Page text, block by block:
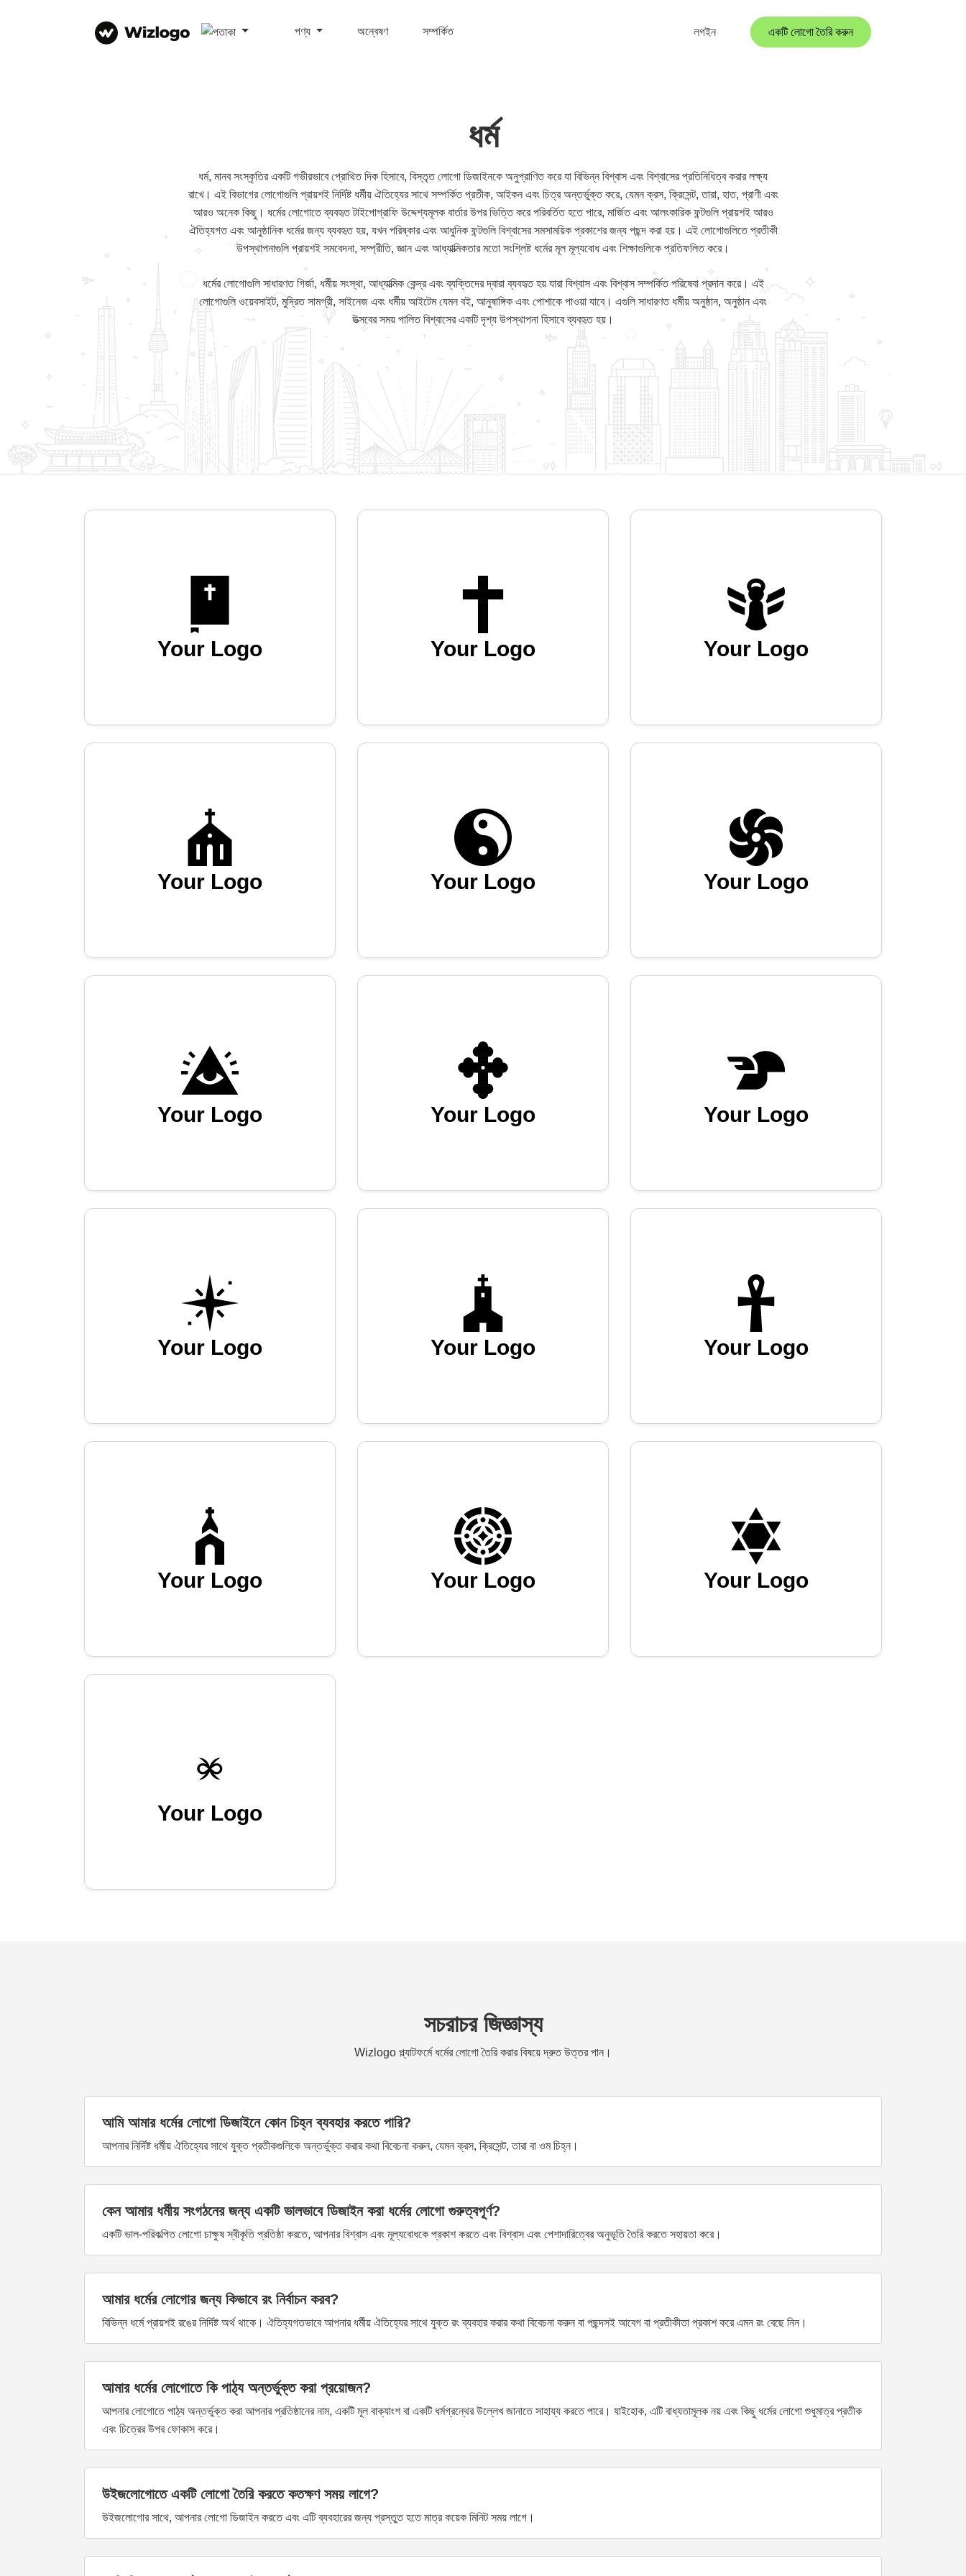
পণ্য অন্বেষণ সম্পর্কিত লগইন একটি লোগো তৈরি করুন
ধর্ম
ধর্ম, মানব সংস্কৃতির একটি গভীরভাবে প্রোথিত দিক হিসাবে, বিস্তৃত লোগো ডিজাইনকে অনুপ্রাণিত করে যা বিভিন্ন বিশ্বাস এবং বিশ্বাসের প্রতিনিধিত্ব করার লক্ষ্য
রাখে। এই বিভাগের লোগোগুলি প্রায়শই নির্দিষ্ট ধর্মীয় ঐতিহ্যের সাথে সম্পর্কিত প্রতীক, আইকন এবং চিত্র অন্তর্ভুক্ত করে, যেমন ক্রস, ক্রিসেন্ট, তারা, হাত, প্রাণী এবং
আরও অনেক কিছু। ধর্মের লোগোতে ব্যবহৃত টাইপোগ্রাফি উদ্দেশ্যমূলক বার্তার উপর ভিত্তি করে পরিবর্তিত হতে পারে, মার্জিত এবং আলংকারিক ফন্টগুলি প্রায়শই আরও
ঐতিহ্যগত এবং আনুষ্ঠানিক ধর্মের জন্য ব্যবহৃত হয়, যখন পরিষ্কার এবং আধুনিক ফন্টগুলি বিশ্বাসের সমসাময়িক প্রকাশের জন্য পছন্দ করা হয়। এই লোগোগুলিতে প্রতীকী
উপস্থাপনাগুলি প্রায়শই সমবেদনা, সম্প্রীতি, জ্ঞান এবং আধ্যাত্মিকতার মতো সংশ্লিষ্ট ধর্মের মূল মূল্যবোধ এবং শিক্ষাগুলিকে প্রতিফলিত করে।
ধর্মের লোগোগুলি সাধারণত গির্জা, ধর্মীয় সংস্থা, আধ্যাত্মিক কেন্দ্র এবং ব্যক্তিদের দ্বারা ব্যবহৃত হয় যারা বিশ্বাস এবং বিশ্বাস সম্পর্কিত পরিষেবা প্রদান করে। এই
লোগোগুলি ওয়েবসাইট, মুদ্রিত সামগ্রী, সাইনেজ এবং ধর্মীয় আইটেম যেমন বই, আনুষাঙ্গিক এবং পোশাকে পাওয়া যাবে। এগুলি সাধারণত ধর্মীয় অনুষ্ঠান, অনুষ্ঠান এবং
উত্সবের সময় পালিত বিশ্বাসের একটি দৃশ্য উপস্থাপনা হিসাবে ব্যবহৃত হয়।
Your Logo Your Logo Your Logo
Your Logo Your Logo Your Logo
Your Logo Your Logo Your Logo
Your Logo Your Logo Your Logo
Your Logo Your Logo Your Logo
Your Logo
সচরাচর জিজ্ঞাস্য
Wizlogo প্ল্যাটফর্মে ধর্মের লোগো তৈরি করার বিষয়ে দ্রুত উত্তর পান।
আমি আমার ধর্মের লোগো ডিজাইনে কোন চিহ্ন ব্যবহার করতে পারি?
আপনার নির্দিষ্ট ধর্মীয় ঐতিহ্যের সাথে যুক্ত প্রতীকগুলিকে অন্তর্ভুক্ত করার কথা বিবেচনা করুন, যেমন ক্রস, ক্রিসেন্ট, তারা বা ওম চিহ্ন।
কেন আমার ধর্মীয় সংগঠনের জন্য একটি ভালভাবে ডিজাইন করা ধর্মের লোগো গুরুত্বপূর্ণ?
একটি ভাল-পরিকল্পিত লোগো চাক্ষুষ স্বীকৃতি প্রতিষ্ঠা করতে, আপনার বিশ্বাস এবং মূল্যবোধকে প্রকাশ করতে এবং বিশ্বাস এবং পেশাদারিত্বের অনুভূতি তৈরি করতে সহায়তা করে।
আমার ধর্মের লোগোর জন্য কিভাবে রং নির্বাচন করব?
বিভিন্ন ধর্মে প্রায়শই রঙের নির্দিষ্ট অর্থ থাকে। ঐতিহ্যগতভাবে আপনার ধর্মীয় ঐতিহ্যের সাথে যুক্ত রং ব্যবহার করার কথা বিবেচনা করুন বা পছন্দসই আবেগ বা প্রতীকীতা প্রকাশ করে এমন রং বেছে নিন।
আমার ধর্মের লোগোতে কি পাঠ্য অন্তর্ভুক্ত করা প্রয়োজন?
আপনার লোগোতে পাঠ্য অন্তর্ভুক্ত করা আপনার প্রতিষ্ঠানের নাম, একটি মূল বাক্যাংশ বা একটি ধর্মগ্রন্থের উল্লেখ জানাতে সাহায্য করতে পারে। যাইহোক, এটি বাধ্যতামূলক নয় এবং কিছু ধর্মের লোগো শুধুমাত্র প্রতীক
এবং চিত্রের উপর ফোকাস করে।
উইজলোগোতে একটি লোগো তৈরি করতে কতক্ষণ সময় লাগে?
উইজলোগোর সাথে, আপনার লোগো ডিজাইন করতে এবং এটি ব্যবহারের জন্য প্রস্তুত হতে মাত্র কয়েক মিনিট সময় লাগে।